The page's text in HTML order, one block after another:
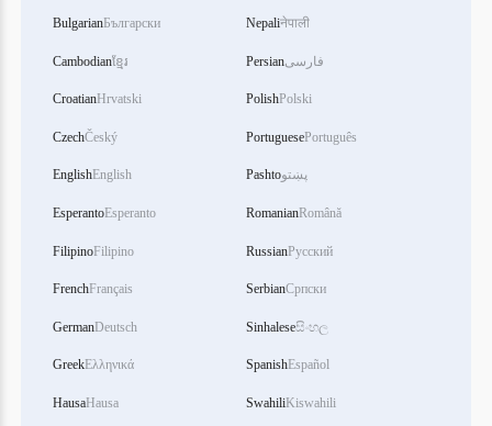
BulgarianБългарски
Cambodianខ្មែរ
CroatianHrvatski
CzechČeský
EnglishEnglish
EsperantoEsperanto
FilipinoFilipino
FrenchFrançais
GermanDeutsch
GreekΕλληνικά
HausaHausa
Nepaliनेपाली
Persianفارسی
PolishPolski
PortuguesePortuguês
Pashtoپښتو
RomanianRomână
RussianРусский
SerbianСрпски
Sinhaleseසිංහල
SpanishEspañol
SwahiliKiswahili